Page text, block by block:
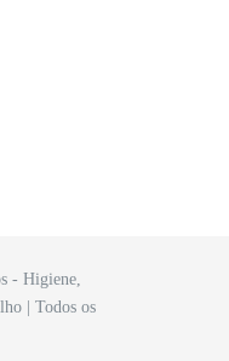
- Higiene,
| Todos os